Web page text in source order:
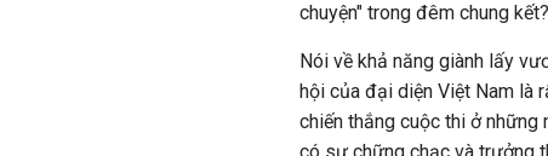
chuyện" trong đêm chung kết?
Nói về khả năng giành lấy
hội của đại diện Việt Nam là
chiến thắng cuộc thi ở